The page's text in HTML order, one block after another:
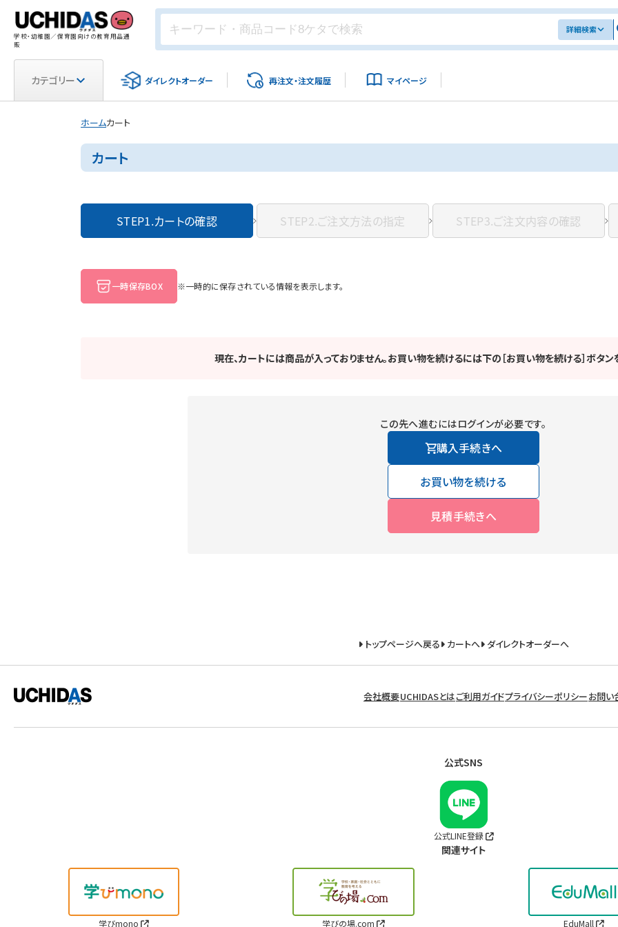
学校・幼稚園／保育園向けの教育用品通
販
詳細検索
カテゴリー ダイレクトオーダー 再注文・注文履歴 マイページ
ホームカート
カート
STEP1.カートの確認 STEP2.ご注文方法の指定 STEP3.ご注文内容の確認
一時保存BOX ※一時的に保存されている情報を表示します。
現在、カートには商品が入っておりません。お買い物を続けるには下の［お買い物を続ける］ボタン
この先へ進むにはログインが必要です。
購入手続きへ
お買い物を続ける
見積手続きへ
トップページへ戻る カートへ ダイレクトオーダーへ
会社概要UCHIDASとはご利用ガイドプライバシーポリシーお問い
公式SNS
公式LINE登録
関連サイト
学びmono 学びの場.com EduMall